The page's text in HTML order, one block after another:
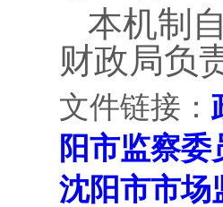
本机制
财政局负
文件链接：
阳市监察
沈阳市市场